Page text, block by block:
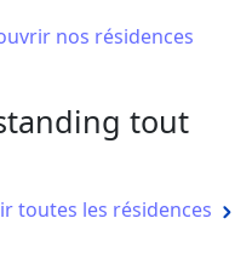
nos résidences
tout
toutes les résidences